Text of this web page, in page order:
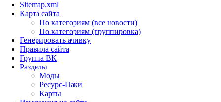
Sitemap.xml
Карта сайта
По категориям (все новости)
По категориям (группировка)
Генерировать ачивку
Правила сайта
Группа ВК
Разделы
Моды
Ресурс-Паки
Карты